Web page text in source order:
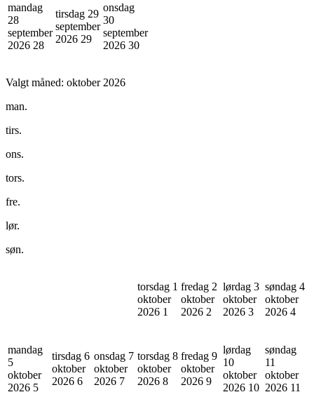
mandag
28
september
2026 28
tirsdag 29
september
2026 29
onsdag
30
september
2026 30
Valgt måned: oktober 2026
man.
tirs.
ons.
tors.
fre.
lør.
søn.
torsdag 1
oktober
2026 1
fredag 2
oktober
2026 2
lørdag 3
oktober
2026 3
søndag 4
oktober
2026 4
mandag
5
oktober
2026 5
tirsdag 6
oktober
2026 6
onsdag 7
oktober
2026 7
torsdag 8
oktober
2026 8
fredag 9
oktober
2026 9
lørdag
10
oktober
2026 10
søndag
11
oktober
2026 11